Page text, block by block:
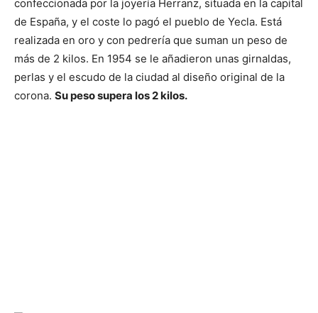
confeccionada por la joyería Herranz, situada en la capital
de España, y el coste lo pagó el pueblo de Yecla. Está
realizada en oro y con pedrería que suman un peso de
más de 2 kilos. En 1954 se le añadieron unas girnaldas,
perlas y el escudo de la ciudad al diseño original de la
corona. Su peso supera los 2 kilos.